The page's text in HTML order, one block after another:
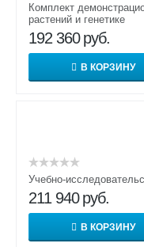
Комплект
растений и генетике
192 360 руб.
В КОРЗИНУ
Учебно-
211 940 руб.
В КОРЗИНУ